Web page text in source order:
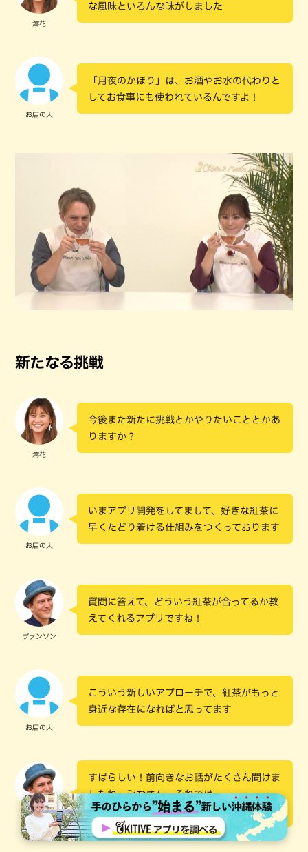
澪花
な風味といろんな味がしました
お店の人
「月夜のかほり」は、お酒やお水の代わりと
してお食事にも使われているんですよ！
新たなる挑戦
澪花
今後また新たに挑戦とかやりたいこととかあ
りますか？
お店の人
いまアプリ開発をしてまして、好きな紅茶に
早くたどり着ける仕組みをつくっております
ヴァンソン
質問に答えて、どういう紅茶が合ってるか教
えてくれるアプリですね！
お店の人
こういう新しいアプローチで、紅茶がもっと
身近な存在になればと思ってます
ヴァンソン
すばらしい！前向きなお話がたくさん聞けま
したね。みなさん、それでは
アビアントー！